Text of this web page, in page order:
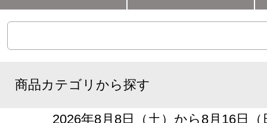
商品カテゴリから探す
2026年8月8日（土）から8月16日